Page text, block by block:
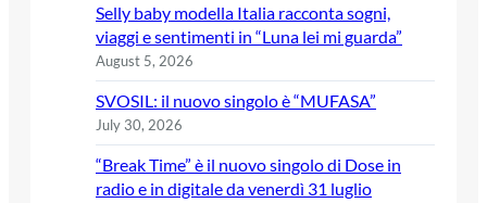
Selly baby modella Italia racconta sogni,
viaggi e sentimenti in “Luna lei mi guarda”
August 5, 2026
SVOSIL: il nuovo singolo è “MUFASA”
July 30, 2026
“Break Time” è il nuovo singolo di Dose in
radio e in digitale da venerdì 31 luglio